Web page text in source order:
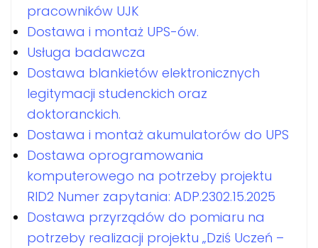
pracowników UJK
Dostawa i montaż UPS-ów.
Usługa badawcza
Dostawa blankietów elektronicznych
legitymacji studenckich oraz
doktoranckich.
Dostawa i montaż akumulatorów do UPS
Dostawa oprogramowania
komputerowego na potrzeby projektu
RID2 Numer zapytania: ADP.2302.15.2025
Dostawa przyrządów do pomiaru na
potrzeby realizacji projektu „Dziś Uczeń –